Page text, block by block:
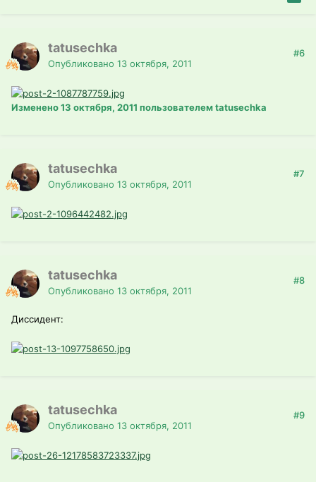
tatusechka
Опубликовано 13 октября, 2011
#6
Изменено13 октября, 2011 пользователем tatusechka
tatusechka
Опубликовано 13 октября, 2011
#7
tatusechka
Опубликовано 13 октября, 2011
#8
Диссидент:
tatusechka
Опубликовано 13 октября, 2011
#9